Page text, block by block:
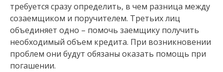
требуется сразу определить, в чем разница между
созаемщиком и поручителем. Третьих лиц
объединяет одно – помочь заемщику получить
необходимый объем кредита. При возникновении
проблем они будут обязаны оказать помощь при
погашении.